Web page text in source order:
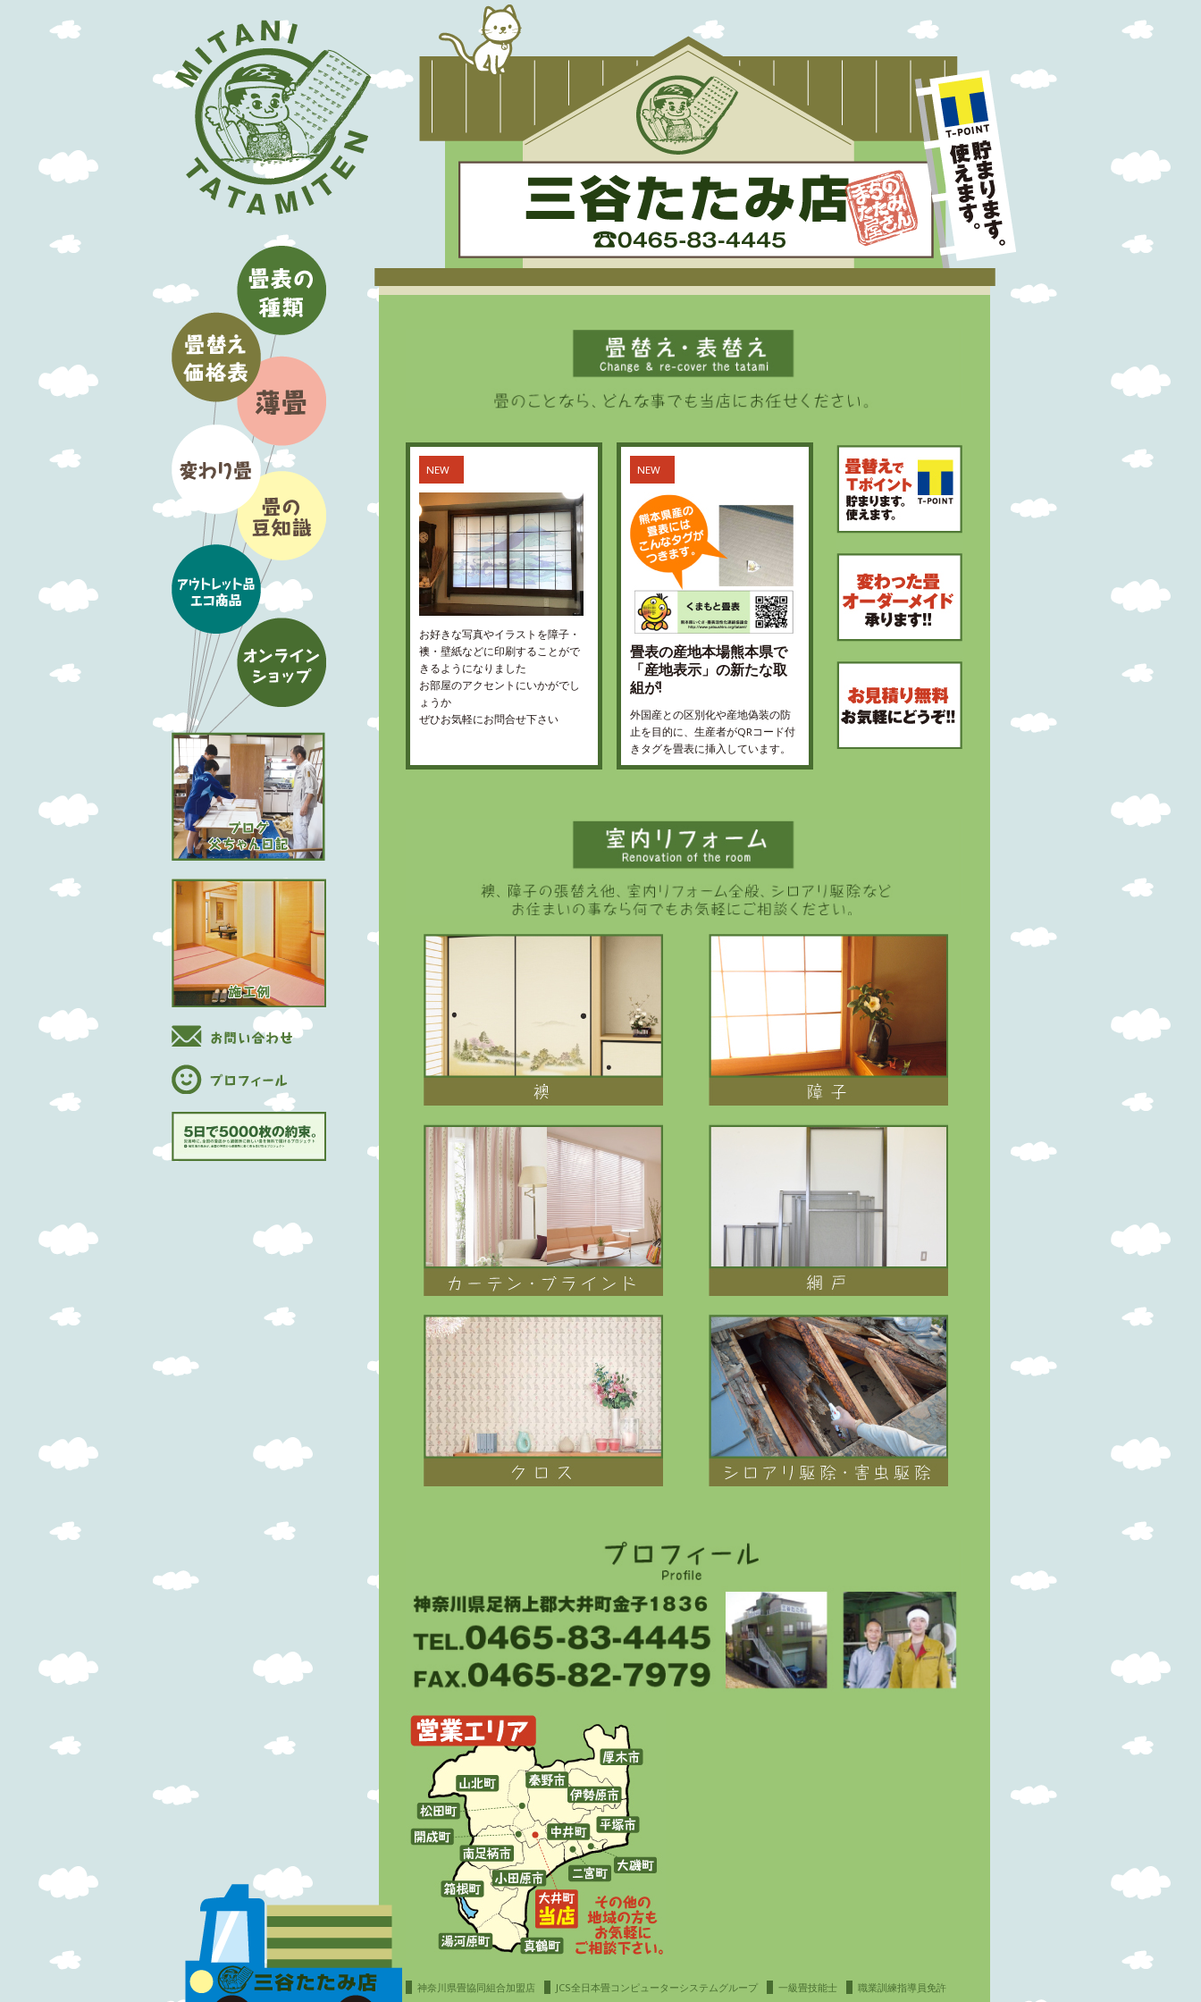
NEW
お好きな写真やイラストを障子・
襖・壁紙などに印刷することがで
きるようになりました
お部屋のアクセントにいかがでし
ょうか
ぜひお気軽にお問合せ下さい
NEW
畳表の産地本場熊本県で
「産地表示」の新たな取
組が!
外国産との区別化や産地偽装の防
止を目的に、生産者がQRコード付
きタグを畳表に挿入しています。
神奈川県畳協同組合加盟店 JCS全日本畳コンピューターシステムグループ 一級畳技能士 職業訓練指導員免許